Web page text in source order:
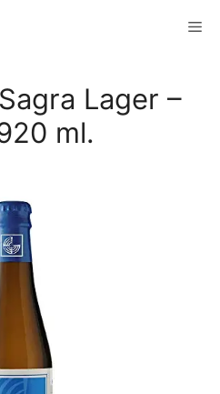
Lager –
ml.